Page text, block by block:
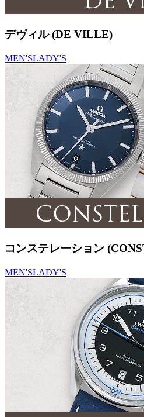
デヴィル (DE VILLE)
MEN'SLADY'S
コンステレーション
MEN'SLADY'S